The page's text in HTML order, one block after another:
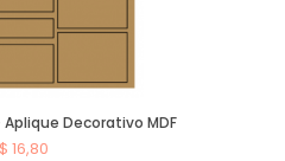
Aplique Decorativo MDF
16,80